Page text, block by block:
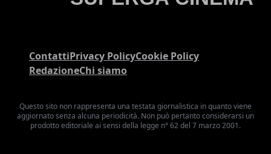
ContattiPrivacy PolicyCookie Policy
RedazioneChi siamo
Questo sito non rappresenta una testata giornalistica in quanto viene
aggiornato senza alcuna periodicità. Non può pertanto considerarsi un
prodotto editoriale ai sensi della legge n° 62 del 7 marzo 2001.